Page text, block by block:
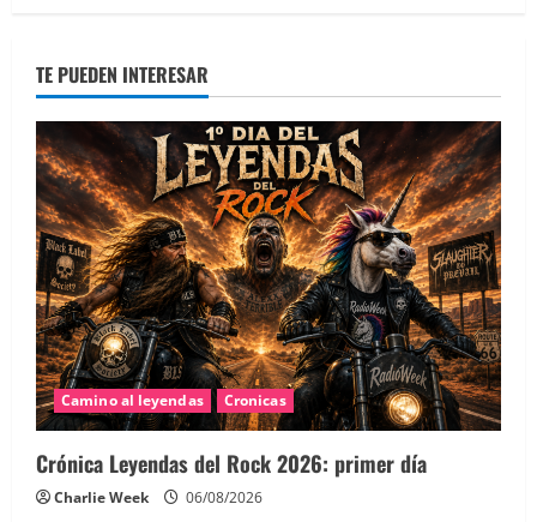
TE PUEDEN INTERESAR
Camino al leyendas Cronicas
Crónica Leyendas del Rock 2026: primer día
Charlie Week 06/08/2026